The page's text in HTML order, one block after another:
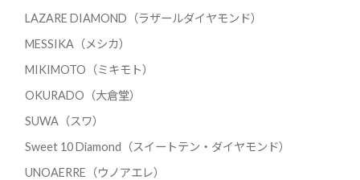
LAZARE DIAMOND（ラザールダイヤモンド）
MESSIKA（メシカ）
MIKIMOTO（ミキモト）
OKURADO（大倉堂）
SUWA（スワ）
Sweet 10 Diamond（スイートテン・ダイヤモンド）
UNOAERRE（ウノアエレ）